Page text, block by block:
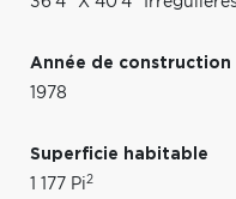
Année de construction
1978
Superficie habitable
1 177 Pi2